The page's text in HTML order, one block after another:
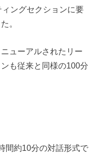
ングセクションに要
。
ューアルされたリー
も従来と同様の100分
間約10分の対話形式で